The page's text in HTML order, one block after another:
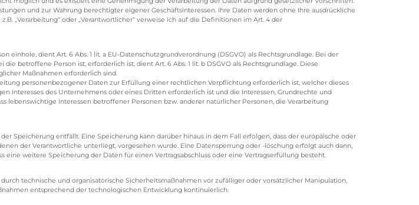
und zur Wahrung berechtigter eigener Geschäftsinteressen. Ihre Daten werden ohne Ihre ausdrückliche
„Verarbeitung“ oder „Verantwortlicher“ verweise ich auf die Definitionen im Art. 4 der
dient Art. 6 Abs. 1 lit. a EU-Datenschutzgrundverordnung (DSGVO) als Rechtsgrundlage. Bei der
betroffene Person ist, erforderlich ist, dient Art. 6 Abs. 1 lit. b DSGVO als Rechtsgrundlage. Diese
Maßnahmen erforderlich sind.
personenbezogener Daten zur Erfüllung einer rechtlichen Verpflichtung erforderlich ist, welcher dieses
Interesses des Unternehmens oder eines Dritten erforderlich ist und die Interessen, Grundrechte und
Interessen betroffener Personen bzw. anderer natürlicher Personen, die Verarbeitung
Speicherung entfällt. Eine Speicherung kann darüber hinaus in dem Fall erfolgen, dass der europäische oder
der Verantwortliche unterliegt, vorgesehen wurde. Eine Datensperrung oder -löschung erfolgt auch dann,
weitere Speicherung der Daten für einen Vertragsabschluss oder eine Vertragserfüllung besteht.
technische und organisatorische Sicherheitsmaßnahmen vor zufälliger oder vorsätzlicher Manipulation,
entsprechend der technologischen Entwicklung kontinuierlich.